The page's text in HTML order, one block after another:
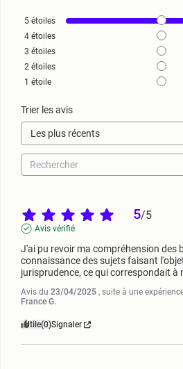
5 étoiles
4 étoiles
3 étoiles
2 étoiles
1 étoile
Trier les avis
5/5
Avis vérifié
J'ai pu revoir ma compréhension des
connaissance des sujets faisant
jurisprudence, ce qui correspondait à
Avis du 23/04/2025 , suite à une
France G.
Utile(0)Signaler